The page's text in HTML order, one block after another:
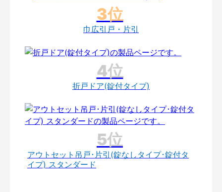
巾広引戸・片引
折戸ドア(錠付タイプ)
アウトセット吊戸･片引(錠なしタイプ･錠付タ
イプ) スタンダード